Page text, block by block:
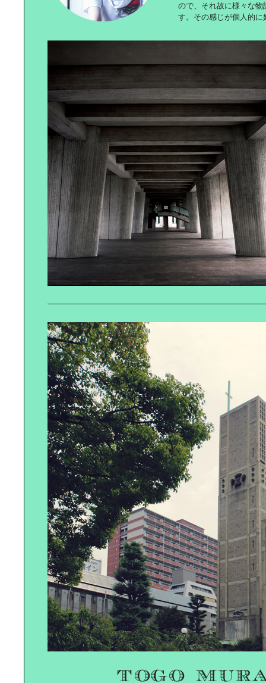
ので、それ故に様々な
す。その感じが個人的に
レイに！
ハッピー公園ライフ｜～公園に行こ
う！～
週末を楽しく過ごす｜ファッション
ランニングパラダイス
生活を楽しくする｜本棚の作り方
自転車で巡る、ぐるり赤羽
憧れのパリ、｜そしてヴァカンス
永山祐子の｜日本建築再発見
おいしくて、キレイになれる。｜野
菜スイーツ！